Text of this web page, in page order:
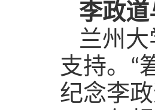
李政
兰州大
支持。 “
纪念李